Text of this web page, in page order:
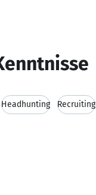
Headhunting Recruiting